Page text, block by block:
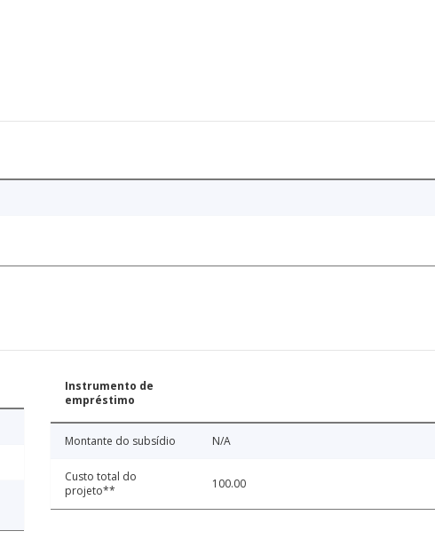
Instrumento de
empréstimo
Montante do subsídio N/A
Custo total do
projeto**
100.00